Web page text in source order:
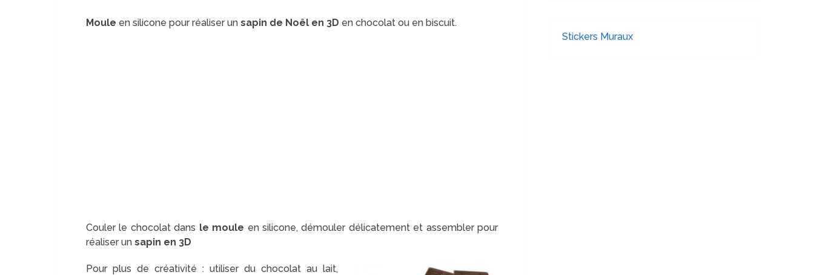
Moule en silicone pour réaliser un sapin de Noêl en 3D en chocolat ou en biscuit.
Couler le chocolat dans le moule en silicone, démouler délicatement et assembler pour
réaliser un sapin en 3D
Pour plus de créativité : utiliser du chocolat au lait,
Stickers Muraux